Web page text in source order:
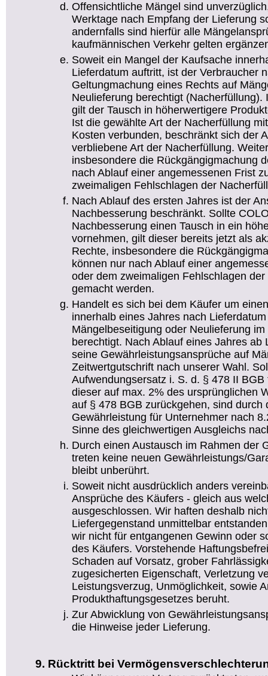
Offensichtliche Mängel sind
Werktage nach Empfang der Lieferung
andernfalls sind hierfür alle
kaufmännischen Verkehr gelten
Soweit ein Mangel der Kaufsache
Lieferdatum auftritt, ist der Verbraucher
Geltungmachung eines Rechts auf
Neulieferung berechtigt
gilt der Tausch in höherwertigere
Ist die gewählte Art der Nacherfüllung
Kosten verbunden, beschränkt sich der
verbliebene Art der Nacherfüllung.
insbesondere die Rückgängigmachung
nach Ablauf einer angemessenen Frist
zweimaligen Fehlschlagen der
Nach Ablauf des ersten Jahres ist der
Nachbesserung beschränkt. Sollte
Nachbesserung einen Tausch in ein
vornehmen, gilt dieser bereits jetzt als
Rechte, insbesondere die
können nur nach Ablauf einer
oder dem zweimaligen Fehlschlagen
gemacht werden.
Handelt es sich bei dem Käufer um
innerhalb eines Jahres nach
Mängelbeseitigung oder Neulieferung
berechtigt. Nach Ablauf eines Jahres
seine Gewährleistungsansprüche auf
Zeitwertgutschrift nach unserer Wahl.
Aufwendungsersatz i. S. d. § 478 II
dieser auf max. 2% des ursprünglichen
auf § 478 BGB zurückgehen, sind durch
Gewährleistung für Unternehmer nach
Sinne des gleichwertigen Ausgleichs
Durch einen Austausch im Rahmen der
treten keine neuen Gewährleistungs/
bleibt unberührt.
Soweit nicht ausdrücklich anders
Ansprüche des Käufers - gleich aus
ausgeschlossen. Wir haften deshalb
Liefergegenstand unmittelbar
wir nicht für entgangenen Gewinn oder
des Käufers. Vorstehende
Schaden auf Vorsatz, grober
zugesicherten Eigenschaft, Verletzung
Leistungsverzug, Unmöglichkeit, sowie
Produkthaftungsgesetzes beruht.
Zur Abwicklung von
die Hinweise jeder Lieferung.
Rücktritt bei